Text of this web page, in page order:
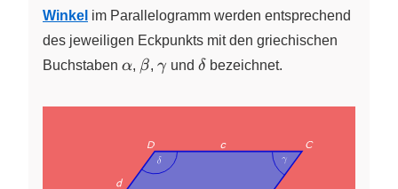
Winkel im Parallelogramm werden entsprechend
des jeweiligen Eckpunkts mit den griechischen
Buchstaben \alpha
α, \beta
β,\gamma
γ und\delta
δ bezeichnet.